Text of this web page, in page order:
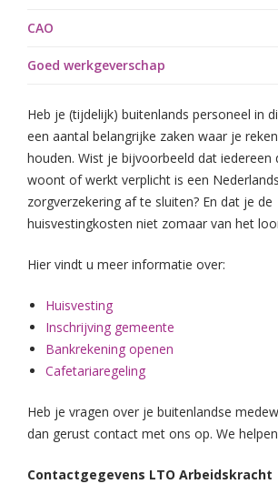
CAO
Goed werkgeverschap
Heb je (tijdelijk) buitenlands personeel in
een aantal belangrijke zaken waar je
houden. Wist je bijvoorbeeld dat iedereen
woont of werkt verplicht is een
zorgverzekering af te sluiten? En dat je de
huisvestingkosten niet zomaar van het
Hier vindt u meer informatie over:
Huisvesting
Inschrijving gemeente
Bankrekening openen
Cafetariaregeling
Heb je vragen over je buitenlandse
dan gerust contact met ons op. We
Contactgegevens LTO Arbeidskracht